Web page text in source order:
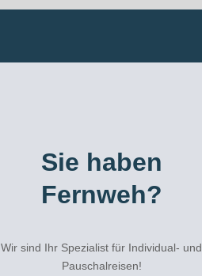
Sie haben
Fernweh?
Wir sind Ihr Spezialist für Individual- und
Pauschalreisen!